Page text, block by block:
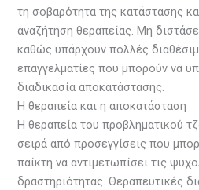
τη σοβαρότητα της κατάστασης
αναζήτηση θεραπείας. Μη
καθώς υπάρχουν πολλές
επαγγελματίες που μπορούν να
διαδικασία αποκατάστασης.
Η θεραπεία και η αποκατάσταση
Η θεραπεία του προβληματικού
σειρά από προσεγγίσεις που
παίκτη να αντιμετωπίσει τις
δραστηριότητας. Θεραπευτικές